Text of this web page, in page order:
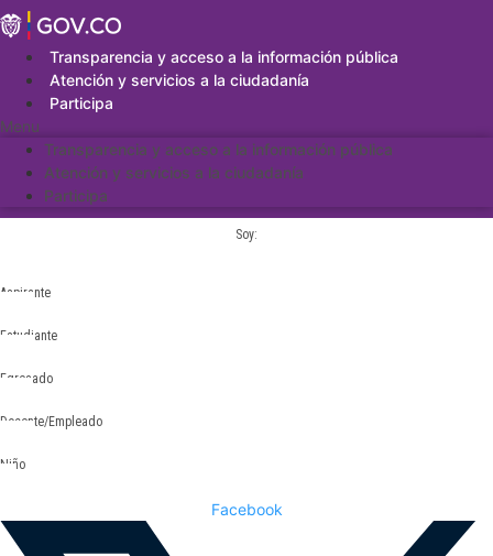
Saltar
al
contenidoTransparencia y acceso a la información pública
Atención y servicios a la ciudadanía
Participa
Menu
Transparencia y acceso a la información pública
Atención y servicios a la ciudadanía
Participa
Soy:
Aspirante
Estudiante
Egresado
Docente/Empleado
Niño
Facebook